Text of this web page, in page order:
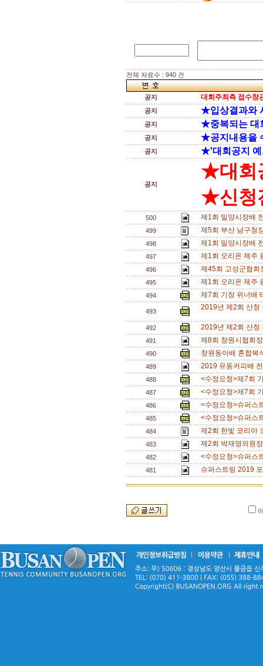
전체 자료수 : 940 건
공지 대회주최측 접수창
공지 ★입상결과와
공지 ★중복되는 대
공지 ★공지내용을
공지 ★'대회공지 예
공지
★대회
★신청
500 제1회 밀양시장배
499 제5회 부산 남구청
498 제1회 밀양시장배
497 제1회 오리온 제주
496 제45회 고성군협
495 제1회 오리온 제주
494 제7회 기장 위너배
493 2019년 제2회 산청
492 2019년 제2회 산
491 제8회 창원시협회
490 창원동아배 혼합복
489 2019 유동커피배
488 <수정요청>제7회
487 <수정요청>제7회
486 <수정요청>슈퍼스
485 <수정요청>슈퍼스
484 제2회 한빛 코리아
483 제2회 박재영의원
482 <수정요청>슈퍼스
481 슈퍼스트링 2019